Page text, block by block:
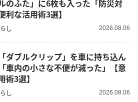
のふた」に6枚も入った「防災対
利な活用術3選】
し 2026.08.06
ダブルクリップ」を車に持ち込ん
車内の小さな不便が減った」【意
術3選】
し 2026.08.06